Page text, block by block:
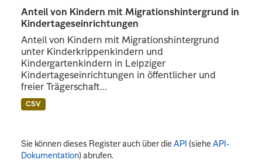
Anteil von Kindern mit Migrationshintergrund in
Kindertageseinrichtungen
Anteil von Kindern mit Migrationshintergrund
unter Kinderkrippenkindern und
Kindergartenkindern in Leipziger
Kindertageseinrichtungen in öffentlicher und
freier Trägerschaft...
CSV
Sie können dieses Register auch über dieAPI (sieheAPI-
Dokumentation) abrufen.